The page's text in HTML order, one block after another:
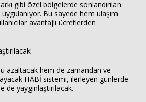
gibi özel bölgelerde sonlandırılan
Bu sayede hem ulaşım
avantajlı ücretlerden
azaltacak hem de zamandan ve
HABİ sistemi, ilerleyen günlerde
de yaygınlaştırılacak.